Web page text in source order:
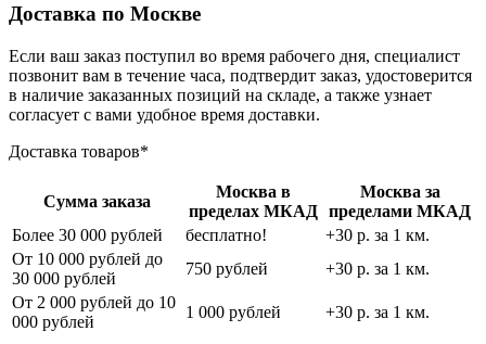
Доставка по Москве
Если ваш заказ поступил во время рабочего дня, специалист
позвонит вам в течение часа, подтвердит заказ, удостоверится
в наличие заказанных позиций на складе, а также узнает
согласует с вами удобное время доставки.
Доставка товаров*
Сумма заказа
Москва в
пределах МКАД
Москва за
пределами МКАД
Более 30 000 рублей
бесплатно!
+30 р. за 1 км.
От 10 000 рублей до
30 000 рублей
750 рублей
+30 р. за 1 км.
От 2 000 рублей до 10
000 рублей
1 000 рублей +30 р. за 1 км.